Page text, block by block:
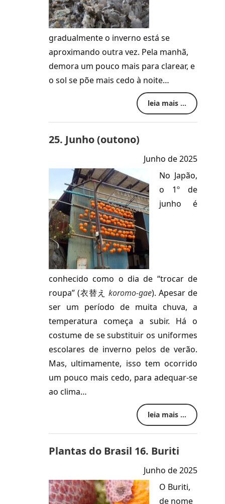
gradualmente o inverno está se
aproximando outra vez. Pela manhã,
demora um pouco mais para clarear, e
o sol se põe mais cedo à noite…
leia mais ...
25. Junho (outono)
Junho de 2025
No Japão,
o 1º de
junho é
conhecido como o dia de “trocar de
roupa” (衣替え koromo-gae). Apesar de
ser um período de muita chuva, a
temperatura começa a subir. Há o
costume de se substituir os uniformes
escolares de inverno pelos de verão.
Mas, ultimamente, isso tem ocorrido
um pouco mais cedo, para adequar-se
ao clima…
leia mais ...
Plantas do Brasil 16. Buriti
Junho de 2025
O Buriti,
de nome